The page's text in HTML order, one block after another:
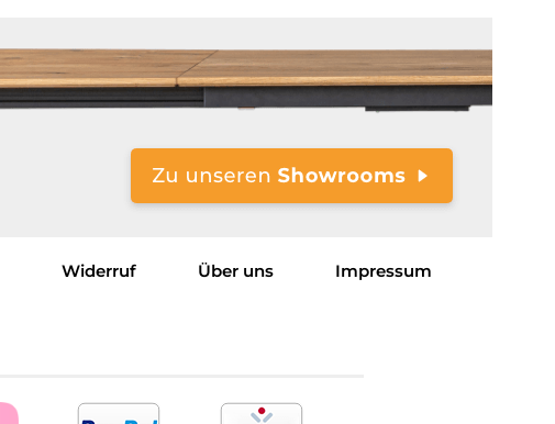
Widerruf Über uns Impressum